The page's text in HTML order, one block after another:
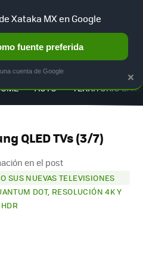
AUTO TERRITORIO
QLED TVs (3/7)
en el post
SUS NUEVAS TELEVISIONES
DOT, RESOLUCIÓN 4K Y
HDR
×
Xataka MX en Google
fuente preferida
cuenta de Google